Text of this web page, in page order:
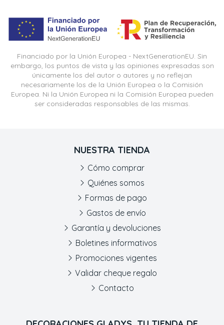
Financiado por la Unión Europea - NextGenerationEU. Sin
embargo, los puntos de vista y las opiniones expresadas son
únicamente los del autor o autores y no reflejan
necesariamente los de la Unión Europea o la Comisión
Europea. Ni la Unión Europea ni la Comisión Europea pueden
ser consideradas responsables de las mismas.
NUESTRA TIENDA
Cómo comprar
Quiénes somos
Formas de pago
Gastos de envío
Garantía y devoluciones
Boletines informativos
Promociones vigentes
Validar cheque regalo
Contacto